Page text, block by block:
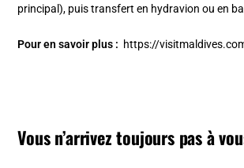
principal), puis transfert en hydravion ou en
Pour en savoir plus : https://
Vous n’arrivez toujours pas à